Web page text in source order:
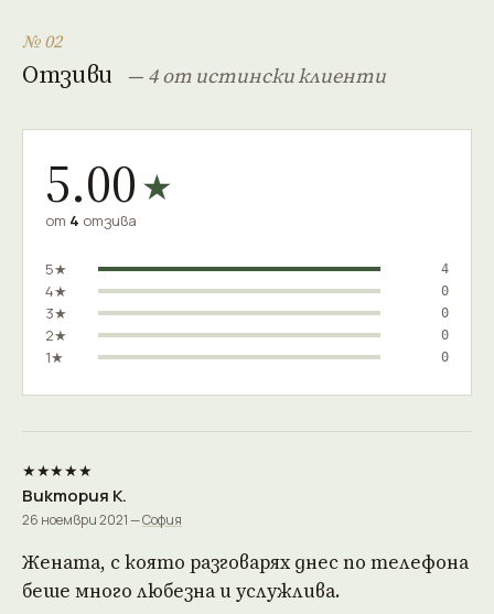
№ 02
Отзиви — 4 от истински клиенти
5.00★
от 4 отзива
5★ 4
4★ 0
3★ 0
2★ 0
1★ 0
★★★★★
Виктория К.
26 ноември 2021 —София
Жената, с която разговарях днес по телефона
беше много любезна и услужлива.